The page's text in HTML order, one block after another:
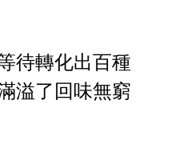
待轉化出百種
溢了回味無窮